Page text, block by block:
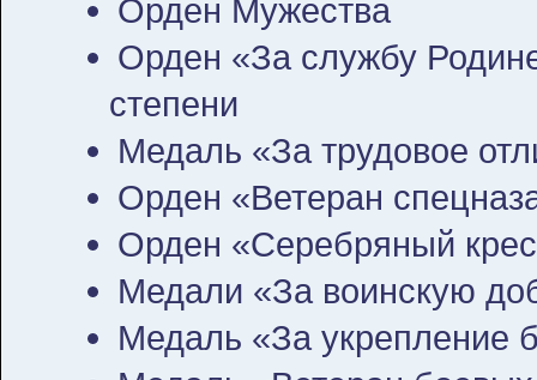
Орден Мужества
Орден «За службу
степени
Медаль «За трудовое
Орден «Ветеран
Орден «Серебряный
Медали «За воинскую
Медаль «За укрепление